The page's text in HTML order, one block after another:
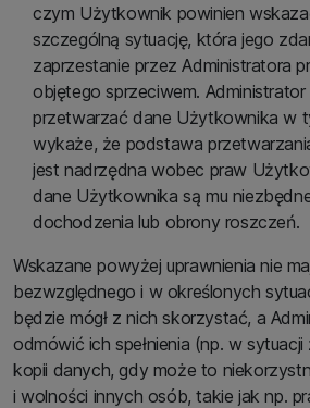
czym Użytkownik powinien
szczególną sytuację, która jego
zaprzestanie przez Administratora
objętego sprzeciwem.
przetwarzać dane Użytkownika w
wykaże, że podstawa
jest nadrzędna wobec praw
dane Użytkownika są mu
dochodzenia lub obrony roszczeń.
Wskazane powyżej uprawnienia nie
bezwzględnego i w określonych
będzie mógł z nich skorzystać, a
odmówić ich spełnienia (np. w
kopii danych, gdy może to
i wolności innych osób, takie jak np.